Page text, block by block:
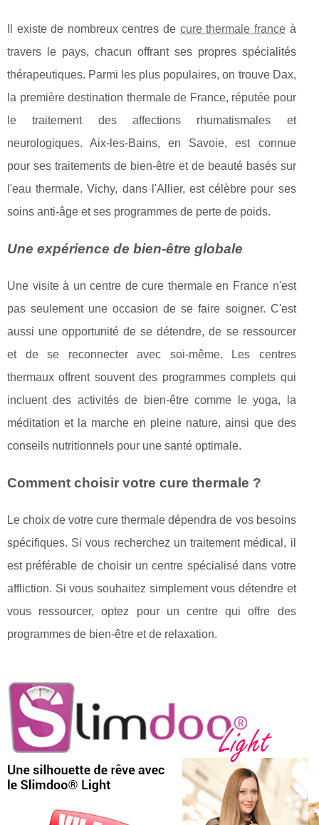
Il existe de nombreux centres de cure thermale franceà
travers le pays, chacun offrant ses propres spécialités
thérapeutiques. Parmi les plus populaires, on trouve Dax,
la première destination thermale de France, réputée pour
le traitement des affections rhumatismales et
neurologiques. Aix-les-Bains, en Savoie, est connue
pour ses traitements de bien-être et de beauté basés sur
l'eau thermale. Vichy, dans l'Allier, est célèbre pour ses
soins anti-âge et ses programmes de perte de poids.
Une expérience de bien-être globale
Une visite à un centre de cure thermale en France n'est
pas seulement une occasion de se faire soigner. C'est
aussi une opportunité de se détendre, de se ressourcer
et de se reconnecter avec soi-même. Les centres
thermaux offrent souvent des programmes complets qui
incluent des activités de bien-être comme le yoga, la
méditation et la marche en pleine nature, ainsi que des
conseils nutritionnels pour une santé optimale.
Comment choisir votre cure thermale ?
Le choix de votre cure thermale dépendra de vos besoins
spécifiques. Si vous recherchez un traitement médical, il
est préférable de choisir un centre spécialisé dans votre
affliction. Si vous souhaitez simplement vous détendre et
vous ressourcer, optez pour un centre qui offre des
programmes de bien-être et de relaxation.